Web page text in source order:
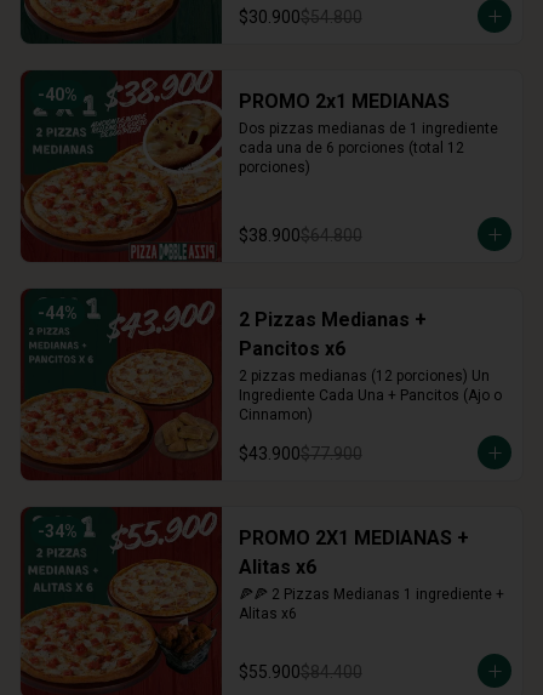
$30.900$54.800
-40% PROMO 2x1 MEDIANAS
Dos pizzas medianas de 1 ingrediente
cada una de 6 porciones (total 12
porciones)
$38.900$64.800
-44%
2 Pizzas Medianas +
Pancitos x6
2 pizzas medianas (12 porciones) Un
Ingrediente Cada Una + Pancitos (Ajo o
Cinnamon)
$43.900$77.900
-34%
PROMO 2X1 MEDIANAS +
Alitas x6
🍕🍕 2 Pizzas Medianas 1 ingrediente +
Alitas x6
$55.900$84.400